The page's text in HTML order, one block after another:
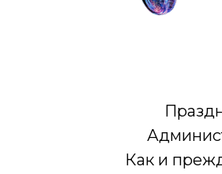
Как и
Важная информация
Реквизиты